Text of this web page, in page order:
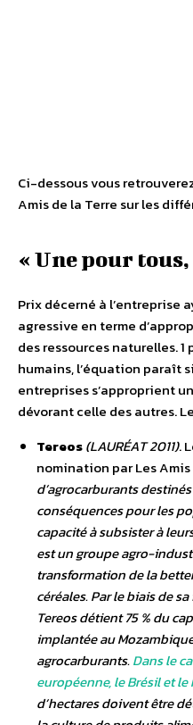
Ci-dessous vous
Amis de la Terre sur les
« Une pour
Prix décerné à l’entreprise
agressive en terme
des ressources naturelles.
humains, l’équation paraît
entreprises s’approprient
dévorant celle des autres.
Tereos(LAURÉAT 2011).
nomination par Les Amis
d’agrocarburants
conséquences pour les
capacité à subsister à
est un groupe agro-
transformation de la
céréales. Par le biais de
Tereos détient 75 % du
implantée au
agrocarburants.Dans le
européenne, le Brésil et
d’hectares doivent être